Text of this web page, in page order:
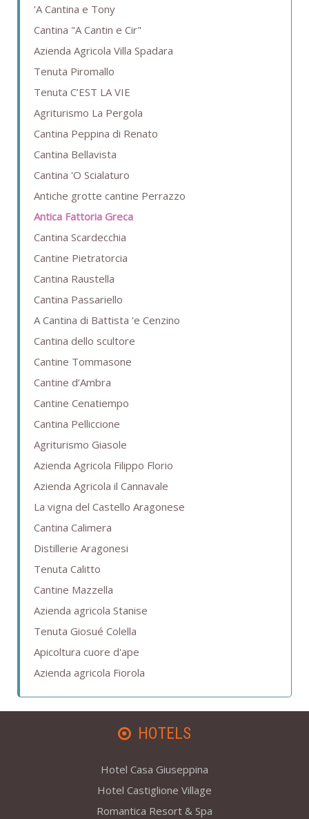
'A Cantina e Tony
Cantina "A Cantin e Cir"
Azienda Agricola Villa Spadara
Tenuta Piromallo
Tenuta C’EST LA VIE
Agriturismo La Pergola
Cantina Peppina di Renato
Cantina Bellavista
Cantina 'O Scialaturo
Antiche grotte cantine Perrazzo
Antica Fattoria Greca
Cantina Scardecchia
Cantine Pietratorcia
Cantina Raustella
Cantina Passariello
A Cantina di Battista 'e Cenzino
Cantina dello scultore
Cantine Tommasone
Cantine d’Ambra
Cantine Cenatiempo
Cantina Pelliccione
Agriturismo Giasole
Azienda Agricola Filippo Florio
Azienda Agricola il Cannavale
La vigna del Castello Aragonese
Cantina Calimera
Distillerie Aragonesi
Tenuta Calitto
Cantine Mazzella
Azienda agricola Stanise
Tenuta Giosué Colella
Apicoltura cuore d'ape
Azienda agricola Fiorola
HOTELS
Hotel Casa Giuseppina
Hotel Castiglione Village
Romantica Resort & Spa